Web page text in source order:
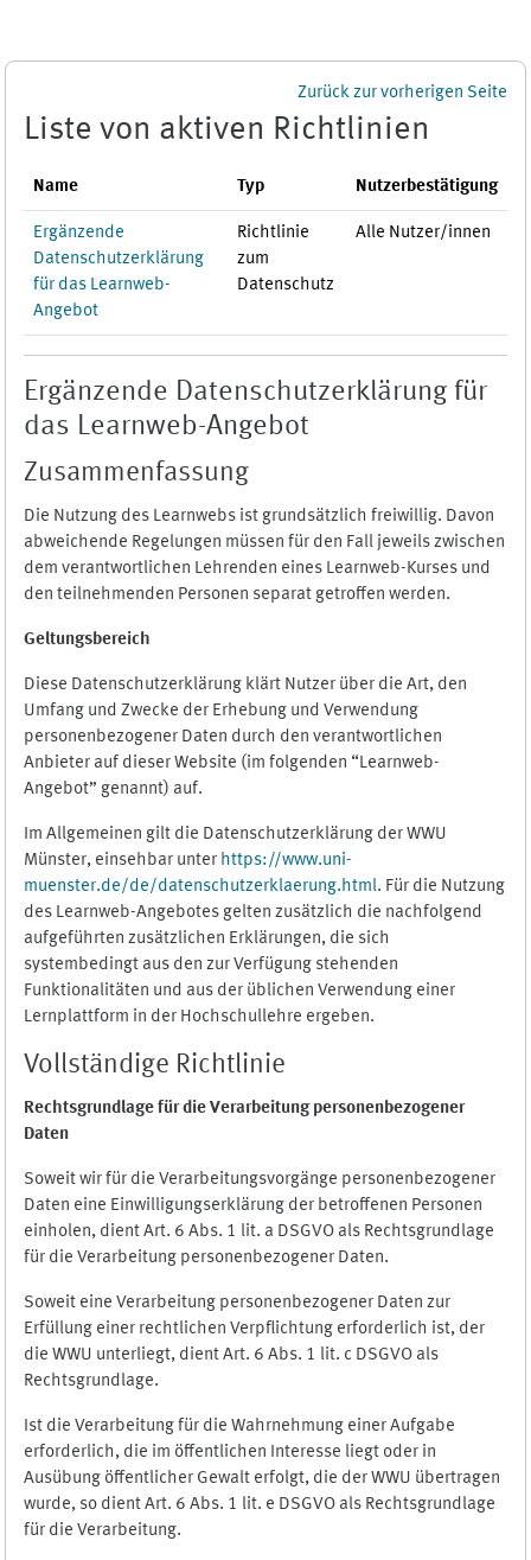
Zurück zur vorherigen Seite
Liste von aktiven Richtlinien
Name Typ Nutzerbestätigung
Ergänzende
Datenschutzerklärung
für das Learnweb-
Angebot
Richtlinie
zum
Datenschutz
Alle Nutzer/innen
Ergänzende Datenschutzerklärung für
das Learnweb-Angebot
Zusammenfassung
Die Nutzung des Learnwebs ist grundsätzlich freiwillig. Davon
abweichende Regelungen müssen für den Fall jeweils zwischen
dem verantwortlichen Lehrenden eines Learnweb-Kurses und
den teilnehmenden Personen separat getroffen werden.
Geltungsbereich
Diese Datenschutzerklärung klärt Nutzer über die Art, den
Umfang und Zwecke der Erhebung und Verwendung
personenbezogener Daten durch den verantwortlichen
Anbieter auf dieser Website (im folgenden “Learnweb-
Angebot” genannt) auf.
Im Allgemeinen gilt die Datenschutzerklärung der WWU
Münster, einsehbar unter https://www.uni-
muenster.de/de/datenschutzerklaerung.html. Für die Nutzung
des Learnweb-Angebotes gelten zusätzlich die nachfolgend
aufgeführten zusätzlichen Erklärungen, die sich
systembedingt aus den zur Verfügung stehenden
Funktionalitäten und aus der üblichen Verwendung einer
Lernplattform in der Hochschullehre ergeben.
Vollständige Richtlinie
Rechtsgrundlage für die Verarbeitung personenbezogener
Daten
Soweit wir für die Verarbeitungsvorgänge personenbezogener
Daten eine Einwilligungserklärung der betroffenen Personen
einholen, dient Art. 6 Abs. 1 lit. a DSGVO als Rechtsgrundlage
für die Verarbeitung personenbezogener Daten.
Soweit eine Verarbeitung personenbezogener Daten zur
Erfüllung einer rechtlichen Verpflichtung erforderlich ist, der
die WWU unterliegt, dient Art. 6 Abs. 1 lit. c DSGVO als
Rechtsgrundlage.
Ist die Verarbeitung für die Wahrnehmung einer Aufgabe
erforderlich, die im öffentlichen Interesse liegt oder in
Ausübung öffentlicher Gewalt erfolgt, die der WWU übertragen
wurde, so dient Art. 6 Abs. 1 lit. e DSGVO als Rechtsgrundlage
für die Verarbeitung.